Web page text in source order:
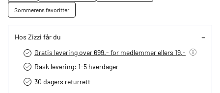
Sommerens favoritter
Hos Zizzi får du
Gratis levering over 699.- for medlemmer ellers 19,-
Rask levering: 1-5 hverdager
30 dagers returrett